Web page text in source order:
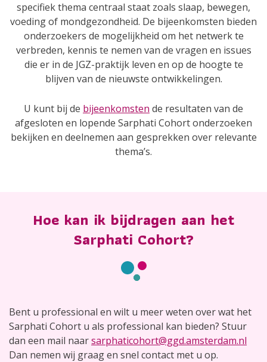
specifiek thema centraal staat zoals slaap, bewegen,
voeding of mondgezondheid. De bijeenkomsten bieden
onderzoekers de mogelijkheid om het netwerk te
verbreden, kennis te nemen van de vragen en issues
die er in de JGZ-praktijk leven en op de hoogte te
blijven van de nieuwste ontwikkelingen.
U kunt bij de bijeenkomsten de resultaten van de
afgesloten en lopende Sarphati Cohort onderzoeken
bekijken en deelnemen aan gesprekken over relevante
thema’s.
Hoe kan ik bijdragen aan het
Sarphati Cohort?
Bent u professional en wilt u meer weten over wat het
Sarphati Cohort u als professional kan bieden? Stuur
dan een mail naarsarphaticohort@ggd.amsterdam.nl
Dan nemen wij graag en snel contact met u op.